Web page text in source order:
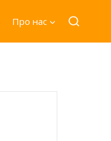
Про нас